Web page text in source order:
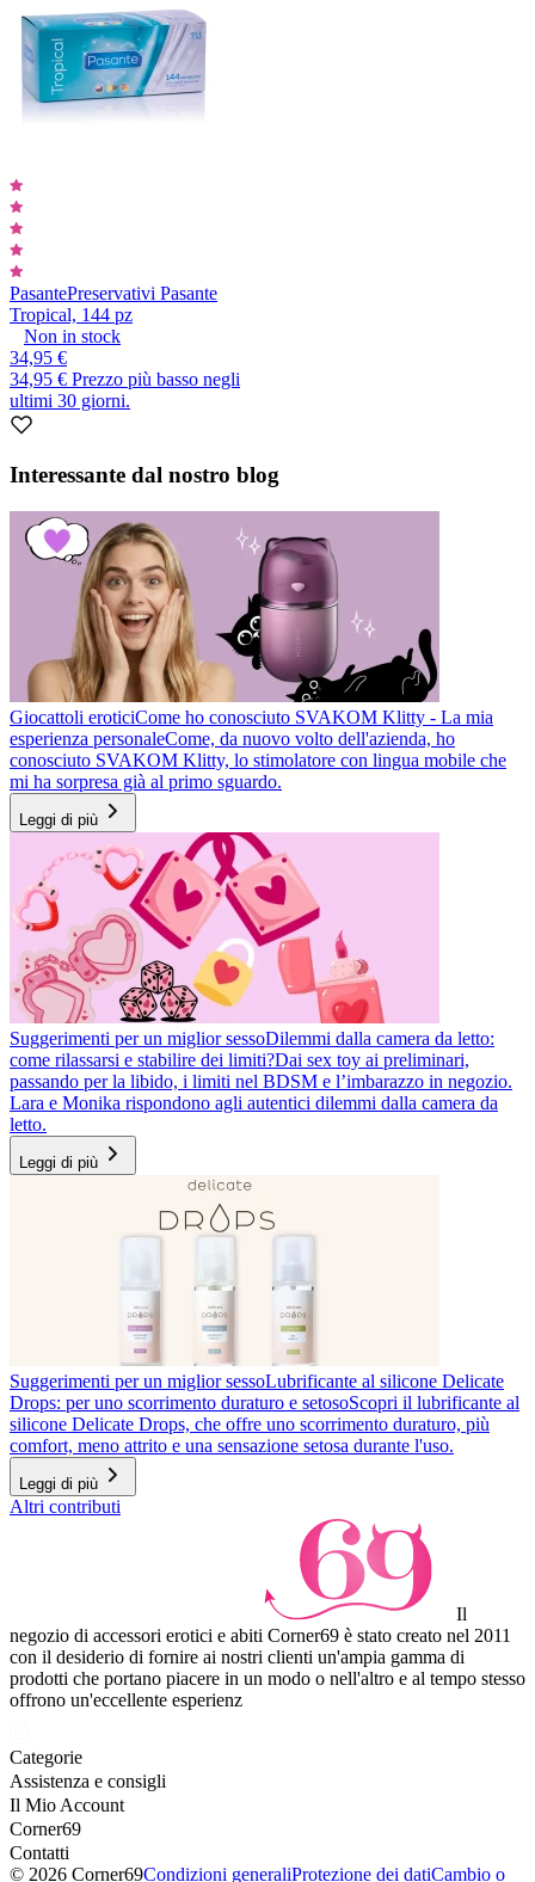
PasantePreservativi Pasante
Tropical, 144 pz
Non in stock
34,95 €
34,95 € Prezzo più basso negli
ultimi 30 giorni.
Interessante dal nostro blog
Giocattoli eroticiCome ho conosciuto SVAKOM Klitty - La mia
esperienza personaleCome, da nuovo volto dell'azienda, ho
conosciuto SVAKOM Klitty, lo stimolatore con lingua mobile che
mi ha sorpresa già al primo sguardo.
Leggi di più
Suggerimenti per un miglior sessoDilemmi dalla camera da letto:
come rilassarsi e stabilire dei limiti?Dai sex toy ai preliminari,
passando per la libido, i limiti nel BDSM e l’imbarazzo in negozio.
Lara e Monika rispondono agli autentici dilemmi dalla camera da
letto.
Leggi di più
Suggerimenti per un miglior sessoLubrificante al silicone Delicate
Drops: per uno scorrimento duraturo e setosoScopri il lubrificante al
silicone Delicate Drops, che offre uno scorrimento duraturo, più
comfort, meno attrito e una sensazione setosa durante l'uso.
Leggi di più
Altri contributi
Il
negozio di accessori erotici e abiti Corner69 è stato creato nel 2011
con il desiderio di fornire ai nostri clienti un'ampia gamma di
prodotti che portano piacere in un modo o nell'altro e al tempo stesso
offrono un'eccellente esperienz
Categorie
Assistenza e consigli
Il Mio Account
Corner69
Contatti
© 2026 Corner69Condizioni generaliProtezione dei datiCambio o